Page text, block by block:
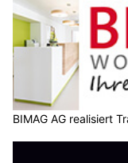
BIMAG AG realisiert